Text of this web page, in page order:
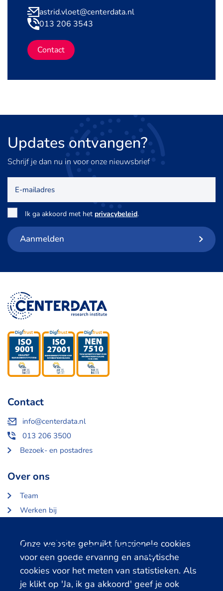
Cookie melding
Onze website gebruikt functionele cookies
voor een goede ervaring en analytische
cookies voor het meten van statistieken. Als
je klikt op 'Ja, ik ga akkoord' geef je ook
astrid.vloet@centerdata.nl
013 206 3543
Contact
Updates ontvangen?
Schrijf je dan nu in voor onze nieuwsbrief
mailadres
Toestemming
Ik ga akkoord met het privacybeleid.
Aanmelden
Contact
info@centerdata.nl
013 206 3500
Bezoek- en postadres
Over ons
Team
Werken bij
Partners en opdrachtgevers
Gerelateerde databanken
LISS Data Archive